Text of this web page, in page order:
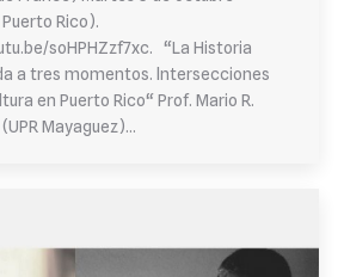
Rico).
soHPHZzf7xc. “La Historia
a tres momentos. lntersecciones
en Puerto Rico“ Prof. Mario R.
Mayaguez)…